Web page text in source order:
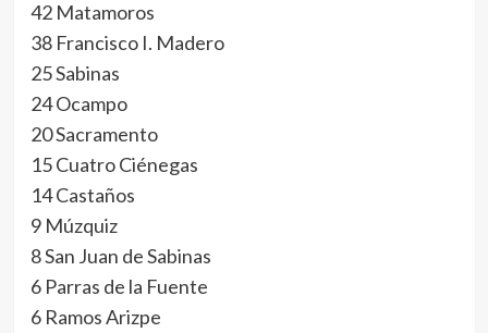
42 Matamoros
38 Francisco I. Madero
25 Sabinas
24 Ocampo
20 Sacramento
15 Cuatro Ciénegas
14 Castaños
9 Múzquiz
8 San Juan de Sabinas
6 Parras de la Fuente
6 Ramos Arizpe